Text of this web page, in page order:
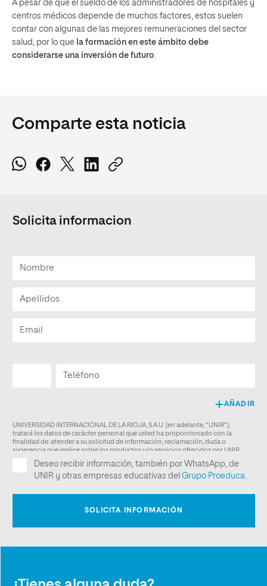
A pesar de que el sueldo de los administradores de hospitales y
centros médicos depende de muchos factores, estos suelen
contar con algunas de las mejores remuneraciones del sector
salud, por lo que la formación en este ámbito debe
considerarse una inversión de futuro
Comparte esta noticia
Solicita informacion